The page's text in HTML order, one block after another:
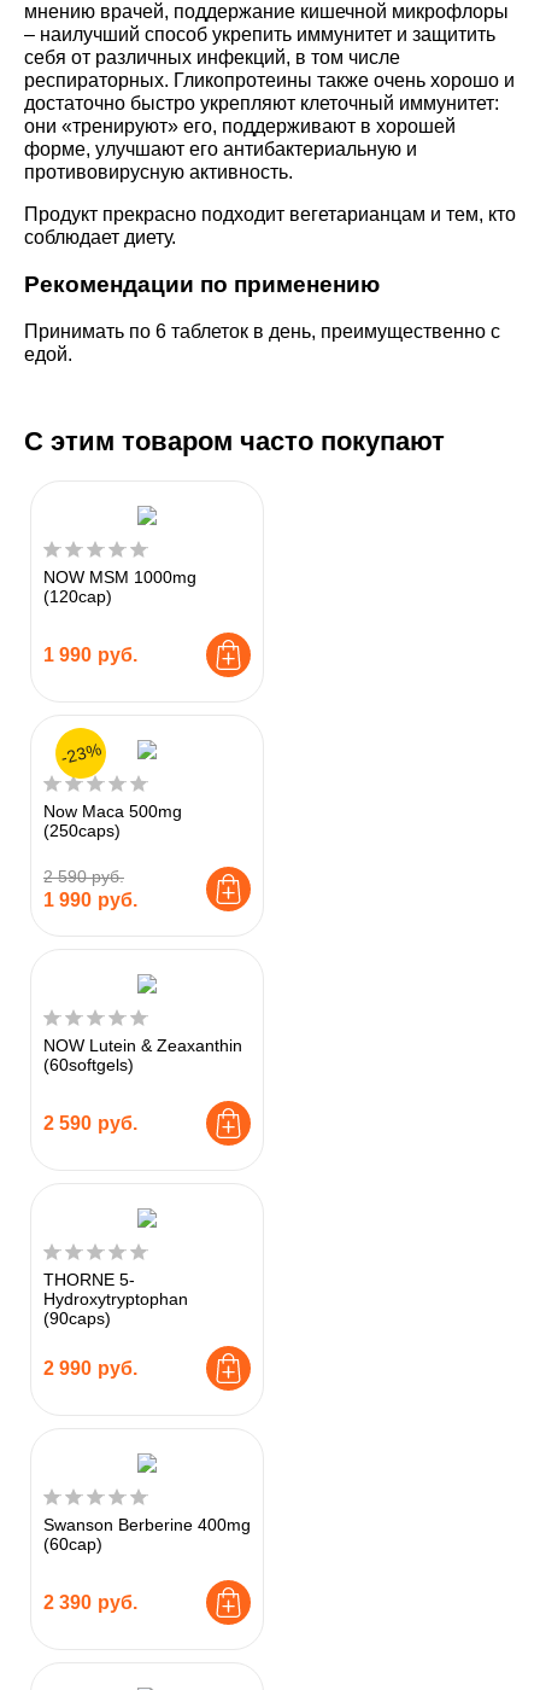
мнению врачей, поддержание кишечной микрофлоры
– наилучший способ укрепить иммунитет и защитить
себя от различных инфекций, в том числе
респираторных. Гликопротеины также очень хорошо и
достаточно быстро укрепляют клеточный иммунитет:
они «тренируют» его, поддерживают в хорошей
форме, улучшают его антибактериальную и
противовирусную активность.
Продукт прекрасно подходит вегетарианцам и тем, кто
соблюдает диету.
Рекомендации по применению
Принимать по 6 таблеток в день, преимущественно с
едой.
С этим товаром часто покупают
NOW MSM 1000mg
(120cap)
1 990 руб.
Now Maca 500mg
(250caps)
2 590 руб.
1 990 руб.
-23%
NOW Lutein & Zeaxanthin
(60softgels)
2 590 руб.
THORNE 5-
Hydroxytryptophan
(90caps)
2 990 руб.
Swanson Berberine 400mg
(60cap)
2 390 руб.